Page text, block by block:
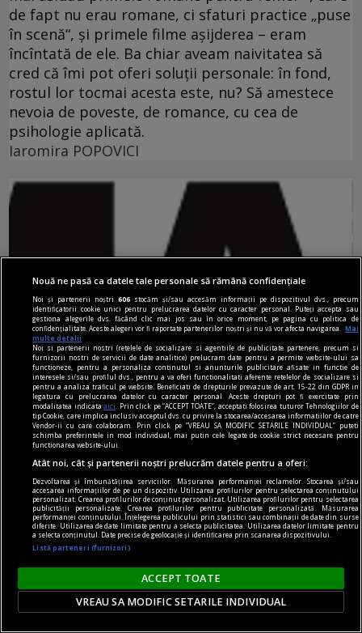
de fapt nu erau romane, ci sfaturi practice „puse
în scenă“, şi primele filme aşijderea – eram
încîntată de ele. Ba chiar aveam naivitatea să
cred că îmi pot oferi soluţii personale: în fond,
rostul lor tocmai acesta este, nu? Să amestece
nevoia de poveste, de romance, cu cea de
psihologie aplicată.
Iaromira POPOVICI
bazar
Predicții și conspirații
„(…) în 2010 se va declanşa un conflict între
Occidentul european şi Statele Unite ale
Americii; criza economică nu va trece, iar Europa
va suferi în continuare o cădere economică. Pe 11
noiembrie 2010, un război va fi declanşat între
două ţări mari, iar numai cei care se vor ascunde
în est sau în Caucaz vor supravieţui. Patru regi se
încleştează într-o bătălie şi astfel izbucneşte cel
de-al treilea război al lumii, în care vor fi utilizate
arme bacteriologice şi chimice“ (www.
Nouă ne pasă ca datele tale personale să rămână confidențiale
Noi și partenerii noștri606 stocăm și/sau accesăm informații pe dispozitivul dvs., precum
identificatorii cookie unici pentru prelucrarea datelor cu caracter personal. Puteți accepta sau
gestiona alegerile dvs. făcând clic mai jos sau în orice moment, pe pagina cu politica de
confidențialitate. Aceste alegeri vor fi raportate partenerilor noștri și nu vă vor afecta navigarea.
Mai
multe detalii
Noi si partenerii nostri (retelele de socializare si agentiile de publicitate partenere, precum si
furnizorii nostri de servicii de date analitice) prelucram date pentru a permite website-ului sa
functioneze, pentru a personaliza continutul si anunturile publicitare afisate in functie de
interesele si/sau profilul dvs., pentru a va oferi functionalitati aferente retelelor de socializare si
pentru a analiza traficul pe website. Beneficiati de drepturile prevazute de art. 15-22 din GDPR in
legatura cu prelucrarea datelor cu caracter personal. Aceste drepturi pot fi exercitate prin
modalitatea indicataaici
. Prin click pe “ACCEPT TOATE”, acceptati folosirea tuturor Tehnologiilor de
tip Cookie, care implica inclusiv acceptul dvs. cu privire la stocarea/accesarea informatiilor de catre
Vendor-ii cu care colaboram. Prin click pe “VREAU SA MODIFIC SETARILE INDIVIDUAL” puteti
schimba preferintele in mod individual, mai putin cele legate de cookie strict necesare pentru
functionarea website-ului.
Atât noi, cât și partenerii noștri prelucrăm datele pentru a oferi:
Dezvoltarea și îmbunătățirea serviciilor. Măsurarea performanței reclamelor. Stocarea și/sau
accesarea informațiilor de pe un dispozitiv. Utilizarea profilurilor pentru selectarea conținutului
personalizat. Crearea profilurilor de conținut personalizat. Utilizarea profilurilor pentru selectarea
publicității personalizate. Crearea profilurilor pentru publicitate personalizată. Măsurarea
performanței conținutului. Înțelegerea publicului prin statistici sau combinații de date din surse
diferite. Utilizarea de date limitate pentru a selecta publicitatea. Utilizarea datelor limitate pentru
a selecta conținutul. Date precise de geolocație și identificarea prin scanarea dispozitivului.
Listă parteneri (furnizori)
ACCEPT TOATE
VREAU SA MODIFIC SETARILE INDIVIDUAL